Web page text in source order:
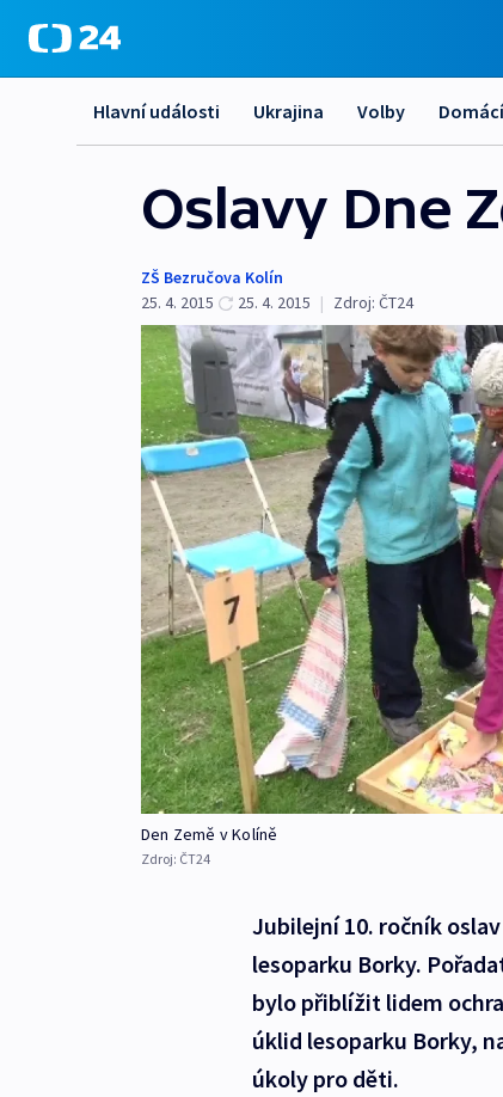
Hlavní události Ukrajina Volby Domácí
Oslavy Dne
ZŠ Bezručova Kolín
25. 4. 2015
25. 4. 2015 | Zdroj: ČT24
Den Země v Kolíně
Zdroj: ČT24
Jubilejní 10. ročník
lesoparku Borky.
bylo přiblížit lidem
úklid lesoparku Borky,
úkoly pro děti.